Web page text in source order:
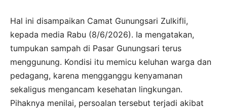
Hal ini disampaikan Camat Gunungsari Zulkifli,
kepada media Rabu (8/6/2026). Ia mengatakan,
tumpukan sampah di Pasar Gunungsari terus
menggunung. Kondisi itu memicu keluhan warga dan
pedagang, karena mengganggu kenyamanan
sekaligus mengancam kesehatan lingkungan.
Pihaknya menilai, persoalan tersebut terjadi akibat